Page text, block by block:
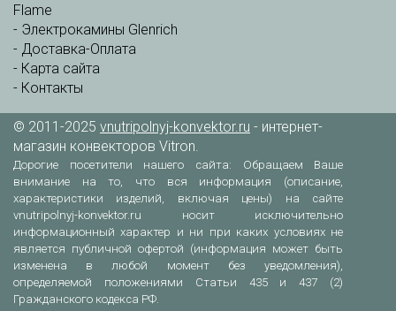
Flame
- Электрокамины Glenrich
- Доставка-Оплата
- Карта сайта
- Контакты
© 2011-2025 vnutripolnyj-konvektor.ru - интернет-
магазин конвекторов Vitron.
Дорогие посетители нашего сайта: Обращаем Ваше
внимание на то, что вся информация (описание,
характеристики изделий, включая цены) на сайте
vnutripolnyj-konvektor.ru носит исключительно
информационный характер и ни при каких условиях не
является публичной офертой (информация может быть
изменена в любой момент без уведомления),
определяемой положениями Статьи 435 и 437 (2)
Гражданского кодекса РФ.